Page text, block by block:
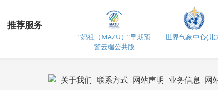
推荐服务
“妈祖（MAZU）”早期预
警云端公共版
世界气象中心(北
关于我们 联系方式 网站声明 业务信息 网